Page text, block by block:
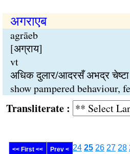
अगराएब
agrāeb
[अग्राय]
vt
अधिक दुलार/आदरसँ अभद्र
show pampered behaviour,
:
<< First << Prev < 24 25 26 27 28